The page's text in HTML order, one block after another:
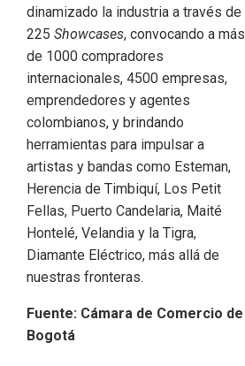
dinamizado la industria a través de
225 Showcases, convocando a más
de 1000 compradores
internacionales, 4500 empresas,
emprendedores y agentes
colombianos, y brindando
herramientas para impulsar a
artistas y bandas como Esteman,
Herencia de Timbiquí, Los Petit
Fellas, Puerto Candelaria, Maité
Hontelé, Velandia y la Tigra,
Diamante Eléctrico, más allá de
nuestras fronteras.
Fuente: Cámara de Comercio de
Bogotá